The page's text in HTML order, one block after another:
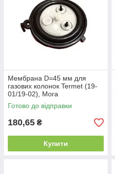
Мембрана D=45 мм для
газових колонок Termet (19-
01/19-02), Mora
(5502/55707), Neva
(5013/5014) – 370.03.07.00
Готово до відправки
180,65 ₴
Купити